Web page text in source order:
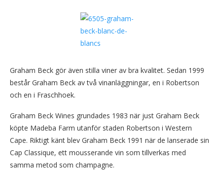
Graham Beck gör även stilla viner av bra kvalitet. Sedan 1999
består Graham Beck av två vinanläggningar, en i Robertson
och en i Fraschhoek.
Graham Beck Wines grundades 1983 när just Graham Beck
köpte Madeba Farm utanför staden Robertson i Western
Cape. Riktigt känt blev Graham Beck 1991 när de lanserade sin
Cap Classique, ett mousserande vin som tillverkas med
samma metod som champagne.